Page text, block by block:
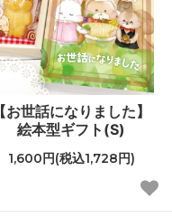
【お世話になりました】
絵本型ギフト(S)
1,600円(税込1,728円)